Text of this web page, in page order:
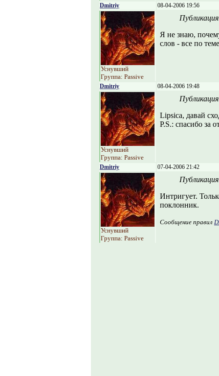
Dmitriy 08-04-2006 19:56
Уснувший
Группа: Passive
Я не знаю,
слов - все по
Dmitriy 08-04-2006 19:48
Уснувший
Группа: Passive
Lipsica, давай
P.S.: спасибо за
Dmitriy 07-04-2006 21:42
Уснувший
Группа: Passive
Интригует.
поклонник.
Сообщение правил